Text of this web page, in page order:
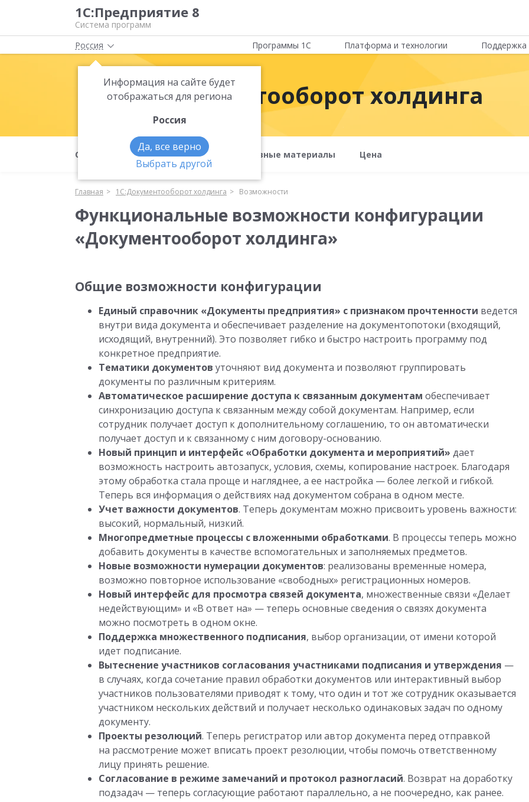
1С:Предприятие 8
Система программ
Россия
Информация на сайте будет
отображаться для региона
Россия
Да, все верно
Выбрать другой
Программы 1С Платформа и технологии Поддержка
1С:Документооборот холдинга
О продукте Возможности Полезные материалы Цена
Главная 1С:Документооборот холдинга Возможности
Функциональные возможности конфигурации
«Документооборот холдинга»
Общие возможности конфигурации
Единый справочник «Документы предприятия» с признаком прочтенности ведется
внутри вида документа и обеспечивает разделение на документопотоки (входящий,
исходящий, внутренний). Это позволяет гибко и быстро настроить программу под
конкретное предприятие.
Тематики документов уточняют вид документа и позволяют группировать
документы по различным критериям.
Автоматическое расширение доступа к связанным документам обеспечивает
синхронизацию доступа к связанным между собой документам. Например, если
сотрудник получает доступ к дополнительному соглашению, то он автоматически
получает доступ и к связанному с ним договору-основанию.
Новый принцип и интерфейс «Обработки документа и мероприятий» дает
возможность настроить автозапуск, условия, схемы, копирование настроек. Благодаря
этому обработка стала проще и нагляднее, а ее настройка — более легкой и гибкой.
Теперь вся информация о действиях над документом собрана в одном месте.
Учет важности документов. Теперь документам можно присвоить уровень важности:
высокий, нормальный, низкий.
Многопредметные процессы с вложенными обработками. В процессы теперь можно
добавить документы в качестве вспомогательных и заполняемых предметов.
Новые возможности нумерации документов: реализованы временные номера,
возможно повторное использование «свободных» регистрационных номеров.
Новый интерфейс для просмотра связей документа, множественные связи «Делает
недействующим» и «В ответ на» — теперь основные сведения о связях документа
можно посмотреть в одном окне.
Поддержка множественного подписания, выбор организации, от имени которой
идет подписание.
Вытеснение участников согласования участниками подписания и утверждения —
в случаях, когда сочетание правил обработки документов или интерактивный выбор
участников пользователями приводят к тому, что один и тот же сотрудник оказывается
участником нескольких действий и получает несколько одинаковых задач по одному
документу.
Проекты резолюций. Теперь регистратор или автор документа перед отправкой
на рассмотрение может вписать проект резолюции, чтобы помочь ответственному
лицу принять решение.
Согласование в режиме замечаний и протокол разногласий. Возврат на доработку
подзадач — теперь согласующие работают параллельно, а не поочередно, как ранее.